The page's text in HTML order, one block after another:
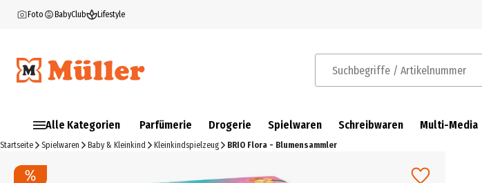
Foto BabyClub Lifestyle
Suchbegriffe / Artikelnummer
Alle Kategorien Parfümerie Drogerie Spielwaren Schreibwaren Multi-Media
Startseite Spielwaren Baby & Kleinkind Kleinkindspielzeug BRIO Flora - Blumensammler